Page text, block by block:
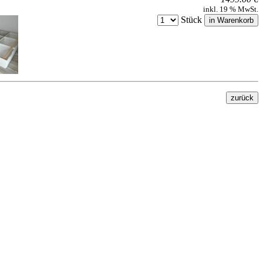
inkl. 19 % MwSt.
Stück